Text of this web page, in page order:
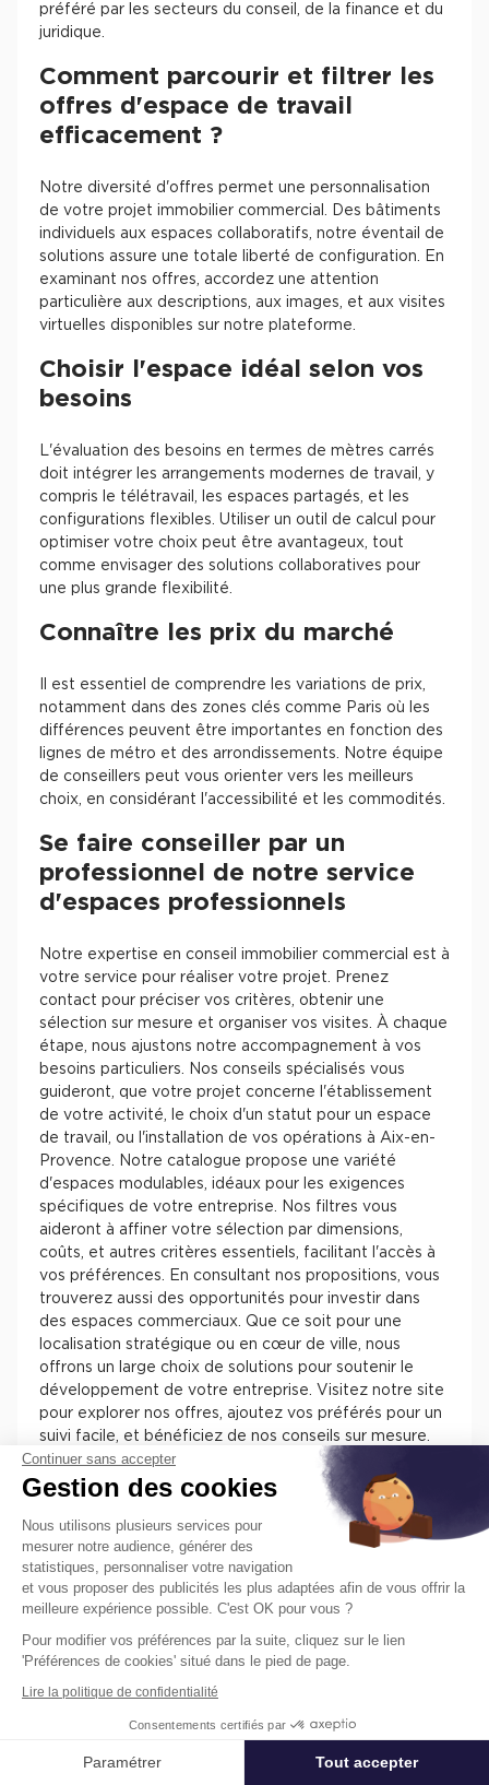
Affiner ma recherche
préféré par les secteurs du conseil, de la finance et du
juridique.
Comment parcourir et filtrer les
offres d'espace de travail
efficacement ?
Notre diversité d'offres permet une personnalisation
de votre projet immobilier commercial. Des bâtiments
individuels aux espaces collaboratifs, notre éventail de
solutions assure une totale liberté de configuration. En
examinant nos offres, accordez une attention
particulière aux descriptions, aux images, et aux visites
virtuelles disponibles sur notre plateforme.
Choisir l'espace idéal selon vos
besoins
L'évaluation des besoins en termes de mètres carrés
doit intégrer les arrangements modernes de travail, y
compris le télétravail, les espaces partagés, et les
configurations flexibles. Utiliser un outil de calcul pour
optimiser votre choix peut être avantageux, tout
comme envisager des solutions collaboratives pour
une plus grande flexibilité.
Connaître les prix du marché
Il est essentiel de comprendre les variations de prix,
notamment dans des zones clés comme Paris où les
différences peuvent être importantes en fonction des
lignes de métro et des arrondissements. Notre équipe
de conseillers peut vous orienter vers les meilleurs
choix, en considérant l'accessibilité et les commodités.
Se faire conseiller par un
professionnel de notre service
d'espaces professionnels
Notre expertise en conseil immobilier commercial est à
votre service pour réaliser votre projet. Prenez
contact pour préciser vos critères, obtenir une
sélection sur mesure et organiser vos visites. À chaque
étape, nous ajustons notre accompagnement à vos
besoins particuliers. Nos conseils spécialisés vous
guideront, que votre projet concerne l'établissement
de votre activité, le choix d'un statut pour un espace
de travail, ou l'installation de vos opérations à Aix-en-
Provence. Notre catalogue propose une variété
d'espaces modulables, idéaux pour les exigences
spécifiques de votre entreprise. Nos filtres vous
aideront à affiner votre sélection par dimensions,
coûts, et autres critères essentiels, facilitant l'accès à
vos préférences. En consultant nos propositions, vous
trouverez aussi des opportunités pour investir dans
des espaces commerciaux. Que ce soit pour une
localisation stratégique ou en cœur de ville, nous
offrons un large choix de solutions pour soutenir le
développement de votre entreprise. Visitez notre site
pour explorer nos offres, ajoutez vos préférés pour un
suivi facile, et bénéficiez de nos conseils sur mesure.
Chez Cushman & Wakefield, nous nous engageons à
vous assister dans la sélection de l'espace parfait pour
Trouvez facilement nos annonces de
locaux à louer ou à vendre en France
pour installer votre entreprise.
Les différentes offres de locaux en France présentent
trouverez des informations concernant l’actif, des
Continuer sans accepter
Gestion des cookies
Nous utilisons plusieurs services pour
mesurer notre audience, générer des
statistiques, personnaliser votre navigation
et vous proposer des publicités les plus adaptées afin de vous offrir la
meilleure expérience possible. C'est OK pour vous ?
Pour modifier vos préférences par la suite, cliquez sur le lien
'Préférences de cookies' situé dans le pied de page.
Lire la politique de confidentialité
Consentements certifiés par
Paramétrer Tout accepter